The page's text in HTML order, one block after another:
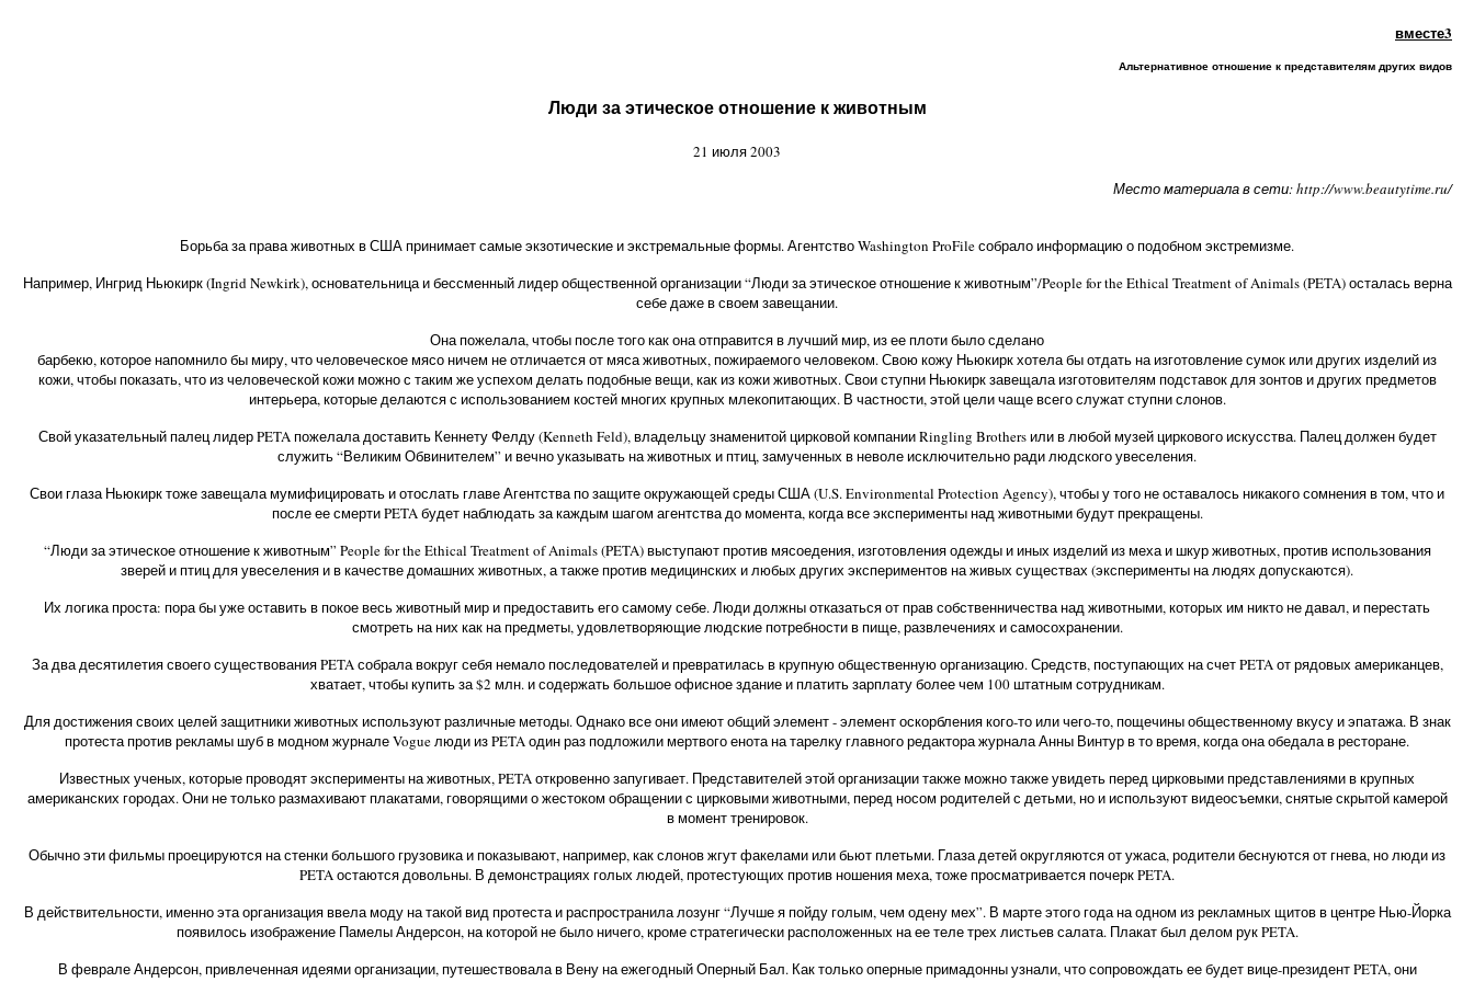
вместе3
Альтернативное отношение к представителям других видов
Люди за этическое отношение к животным
21 июля 2003
Место материала в сети: http://www.beautytime.ru/
Борьба за права животных в США принимает самые экзотические и экстремальные формы. Агентство Washington ProFile собрало информацию о подобном экстремизме.
Например, Ингрид Ньюкирк (Ingrid Newkirk), основательница и бессменный лидер общественной организации “Люди за этическое отношение к животным”/People for the Ethical Treatment of Animals (PETA) осталась верна
себе даже в своем завещании.
Она пожелала, чтобы после того как она отправится в лучший мир, из ее плоти было сделано
барбекю, которое напомнило бы миру, что человеческое мясо ничем не отличается от мяса животных, пожираемого человеком. Свою кожу Ньюкирк хотела бы отдать на изготовление сумок или других изделий из
кожи, чтобы показать, что из человеческой кожи можно с таким же успехом делать подобные вещи, как из кожи животных. Свои ступни Ньюкирк завещала изготовителям подставок для зонтов и других предметов
интерьера, которые делаются с использованием костей многих крупных млекопитающих. В частности, этой цели чаще всего служат ступни слонов.
Свой указательный палец лидер PETA пожелала доставить Кеннету Фелду (Kenneth Feld), владельцу знаменитой цирковой компании Ringling Brothers или в любой музей циркового искусства. Палец должен будет
служить “Великим Обвинителем” и вечно указывать на животных и птиц, замученных в неволе исключительно ради людского увеселения.
Свои глаза Ньюкирк тоже завещала мумифицировать и отослать главе Агентства по защите окружающей среды США (U.S. Environmental Protection Agency), чтобы у того не оставалось никакого сомнения в том, что и
после ее смерти PETA будет наблюдать за каждым шагом агентства до момента, когда все эксперименты над животными будут прекращены.
“Люди за этическое отношение к животным” People for the Ethical Treatment of Animals (PETA) выступают против мясоедения, изготовления одежды и иных изделий из меха и шкур животных, против использования
зверей и птиц для увеселения и в качестве домашних животных, а также против медицинских и любых других экспериментов на живых существах (эксперименты на людях допускаются).
Их логика проста: пора бы уже оставить в покое весь животный мир и предоставить его самому себе. Люди должны отказаться от прав собственничества над животными, которых им никто не давал, и перестать
смотреть на них как на предметы, удовлетворяющие людские потребности в пище, развлечениях и самосохранении.
За два десятилетия своего существования PETA собрала вокруг себя немало последователей и превратилась в крупную общественную организацию. Средств, поступающих на счет PETA от рядовых американцев,
хватает, чтобы купить за $2 млн. и содержать большое офисное здание и платить зарплату более чем 100 штатным сотрудникам.
Для достижения своих целей защитники животных используют различные методы. Однако все они имеют общий элемент - элемент оскорбления кого-то или чего-то, пощечины общественному вкусу и эпатажа. В знак
протеста против рекламы шуб в модном журнале Vogue люди из PETA один раз подложили мертвого енота на тарелку главного редактора журнала Анны Винтур в то время, когда она обедала в ресторане.
Известных ученых, которые проводят эксперименты на животных, PETA откровенно запугивает. Представителей этой организации также можно также увидеть перед цирковыми представлениями в крупных
американских городах. Они не только размахивают плакатами, говорящими о жестоком обращении с цирковыми животными, перед носом родителей с детьми, но и используют видеосъемки, снятые скрытой камерой
в момент тренировок.
Обычно эти фильмы проецируются на стенки большого грузовика и показывают, например, как слонов жгут факелами или бьют плетьми. Глаза детей округляются от ужаса, родители беснуются от гнева, но люди из
PETA остаются довольны. В демонстрациях голых людей, протестующих против ношения меха, тоже просматривается почерк PETA.
В действительности, именно эта организация ввела моду на такой вид протеста и распространила лозунг “Лучше я пойду голым, чем одену мех”. В марте этого года на одном из рекламных щитов в центре Нью-Йорка
появилось изображение Памелы Андерсон, на которой не было ничего, кроме стратегически расположенных на ее теле трех листьев салата. Плакат был делом рук PETA.
В феврале Андерсон, привлеченная идеями организации, путешествовала в Вену на ежегодный Оперный Бал. Как только оперные примадонны узнали, что сопровождать ее будет вице-президент PETA, они